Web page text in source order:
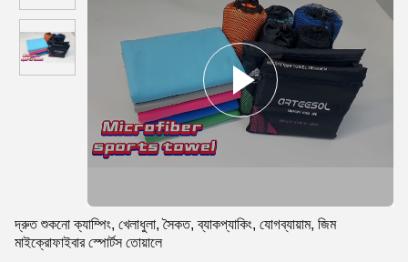
দ্রুত শুকনো ক্যাম্পিং, খেলাধুলা, সৈকত, ব্যাকপ্যাকিং, যোগব্যায়াম, জিম
মাইক্রোফাইবার স্পোর্টস তোয়ালে